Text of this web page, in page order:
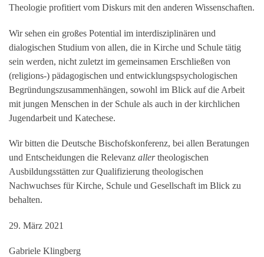
Theologie profitiert vom Diskurs mit den anderen Wissenschaften.
Wir sehen ein großes Potential im interdisziplinären und
dialogischen Studium von allen, die in Kirche und Schule tätig
sein werden, nicht zuletzt im gemeinsamen Erschließen von
(religions-) pädagogischen und entwicklungspsychologischen
Begründungszusammenhängen, sowohl im Blick auf die Arbeit
mit jungen Menschen in der Schule als auch in der kirchlichen
Jugendarbeit und Katechese.
Wir bitten die Deutsche Bischofskonferenz, bei allen Beratungen
und Entscheidungen die Relevanz allertheologischen
Ausbildungsstätten zur Qualifizierung theologischen
Nachwuchses für Kirche, Schule und Gesellschaft im Blick zu
behalten.
29. März 2021
Gabriele Klingberg